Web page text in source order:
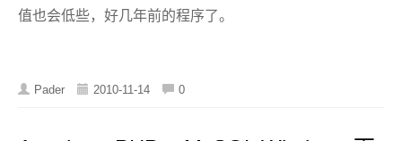
值也会低些，好几年前的程序了。
Pader 2010-11-14 0